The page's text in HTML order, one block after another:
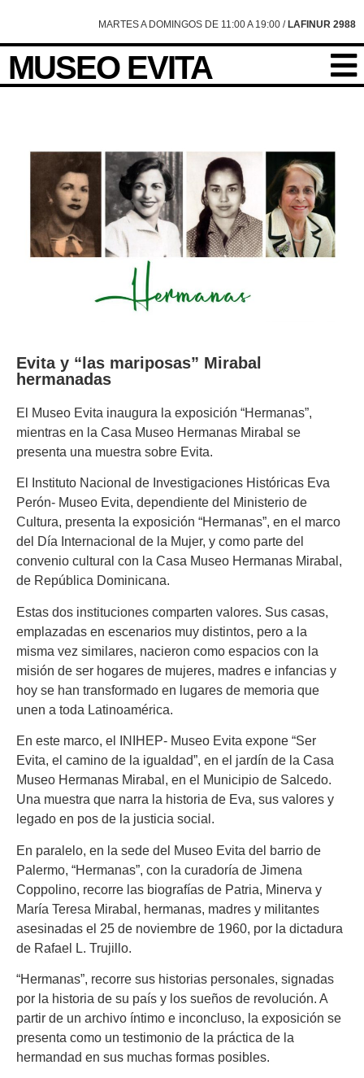
MARTES A DOMINGOS DE 11:00 A 19:00 / LAFINUR 2988
MUSEO EVITA
Evita y “las mariposas” Mirabal
hermanadas
El Museo Evita inaugura la exposición “Hermanas”,
mientras en la Casa Museo Hermanas Mirabal se
presenta una muestra sobre Evita.
El Instituto Nacional de Investigaciones Históricas Eva
Perón- Museo Evita, dependiente del Ministerio de
Cultura, presenta la exposición “Hermanas”, en el marco
del Día Internacional de la Mujer, y como parte del
convenio cultural con la Casa Museo Hermanas Mirabal,
de República Dominicana.
Estas dos instituciones comparten valores. Sus casas,
emplazadas en escenarios muy distintos, pero a la
misma vez similares, nacieron como espacios con la
misión de ser hogares de mujeres, madres e infancias y
hoy se han transformado en lugares de memoria que
unen a toda Latinoamérica.
En este marco, el INIHEP- Museo Evita expone “Ser
Evita, el camino de la igualdad”, en el jardín de la Casa
Museo Hermanas Mirabal, en el Municipio de Salcedo.
Una muestra que narra la historia de Eva, sus valores y
legado en pos de la justicia social.
En paralelo, en la sede del Museo Evita del barrio de
Palermo, “Hermanas”, con la curadoría de Jimena
Coppolino, recorre las biografías de Patria, Minerva y
María Teresa Mirabal, hermanas, madres y militantes
asesinadas el 25 de noviembre de 1960, por la dictadura
de Rafael L. Trujillo.
“Hermanas”, recorre sus historias personales, signadas
por la historia de su país y los sueños de revolución. A
partir de un archivo íntimo e inconcluso, la exposición se
presenta como un testimonio de la práctica de la
hermandad en sus muchas formas posibles.